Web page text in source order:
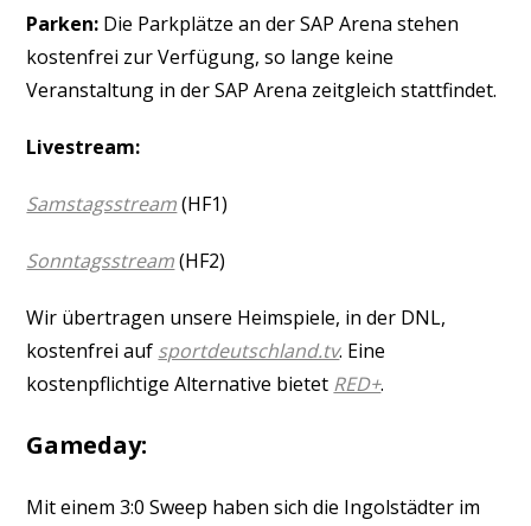
Parken: Die Parkplätze an der SAP Arena stehen
kostenfrei zur Verfügung, so lange keine
Veranstaltung in der SAP Arena zeitgleich stattfindet.
Livestream:
Samstagsstream(HF1)
Sonntagsstream(HF2)
Wir übertragen unsere Heimspiele, in der DNL,
kostenfrei auf sportdeutschland.tv. Eine
kostenpflichtige Alternative bietet RED+.
Gameday:
Mit einem 3:0 Sweep haben sich die Ingolstädter im